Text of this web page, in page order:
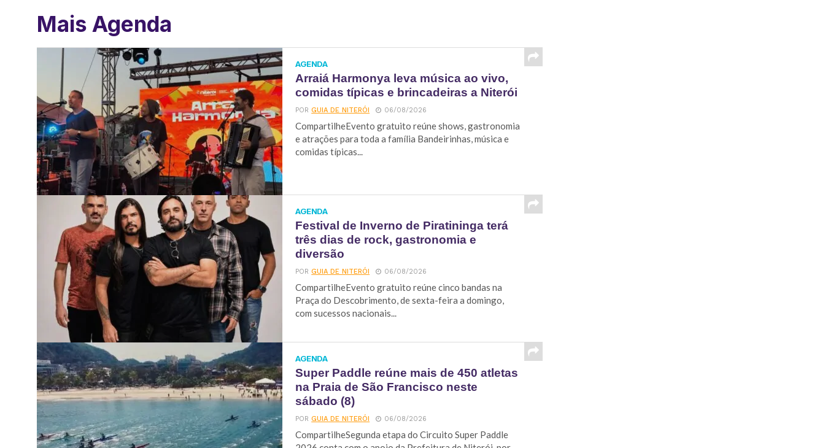
Mais Agenda
AGENDA
Arraiá Harmonya leva música ao vivo,
comidas típicas e brincadeiras a Niterói
PORGUIA DE NITERÓI 06/08/2026
CompartilheEvento gratuito reúne shows, gastronomia
e atrações para toda a família Bandeirinhas, música e
comidas típicas...
AGENDA
Festival de Inverno de Piratininga terá
três dias de rock, gastronomia e
diversão
PORGUIA DE NITERÓI 06/08/2026
CompartilheEvento gratuito reúne cinco bandas na
Praça do Descobrimento, de sexta-feira a domingo,
com sucessos nacionais...
AGENDA
Super Paddle reúne mais de 450 atletas
na Praia de São Francisco neste
sábado (8)
PORGUIA DE NITERÓI 06/08/2026
CompartilheSegunda etapa do Circuito Super Paddle